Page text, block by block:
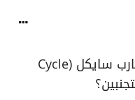
🍞 المسموح في نظام الكارب سايكل (Cycle